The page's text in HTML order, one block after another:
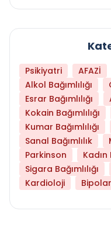
Psikiyatri AFAZİ
Alkol Bağımlılığı
Esrar Bağımlılığı
Kokain Bağımlılığı
Kumar Bağımlılığı
Sanal Bağımlılık
Parkinson
Kadın
Sigara Bağımlılığı
Kardioloji